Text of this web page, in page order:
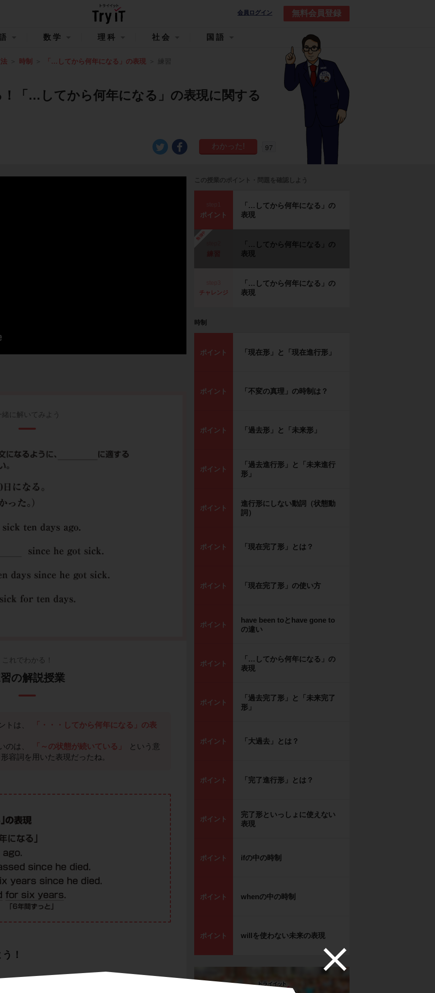
会員ログイン 無料会員登録
数学 理科 社会 国語
時制 「…してから何年になる」の表現 練習
「…してから何年になる」の表現に関する
97
緒に解いてみよう
これでわかる！
の解説授業
トは、
「・・・してから何年になる」の表
のは、
「～の状態が続いている」
という意
容詞を用いた表現だったね。
！
この授業のポイント・問題を確認しよう
ポイント
「…してから何年になる」の
表現
勉強中
「…してから何年になる」の
表現
チャレンジ
「…してから何年になる」の
表現
時制
ポイント 「現在形」と「現在進行形」
ポイント 「不変の真理」の時制は？
ポイント 「過去形」と「未来形」
ポイント
「過去進行形」と「未来進行
形」
ポイント
進行形にしない動詞（状態動
詞）
ポイント 「現在完了形」とは？
ポイント 「現在完了形」の使い方
ポイント
have been toとhave gone to
の違い
ポイント
「…してから何年になる」の
表現
ポイント
「過去完了形」と「未来完了
形」
ポイント 「大過去」とは？
ポイント 「完了進行形」とは？
ポイント
完了形といっしょに使えない
表現
ポイント ifの中の時制
ポイント whenの中の時制
ポイント willを使わない未来の表現